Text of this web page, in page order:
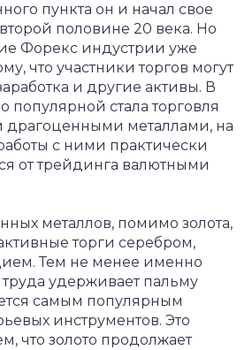
пункта он и начал свое
половине 20 века. Но
Форекс индустрии уже
что участники торгов могут
и другие активы. В
популярной стала торговля
драгоценными металлами, на
с ними практически
от трейдинга валютными
металлов, помимо золота,
торги серебром,
Тем не менее именно
удерживает пальму
самым популярным
инструментов. Это
что золото продолжает